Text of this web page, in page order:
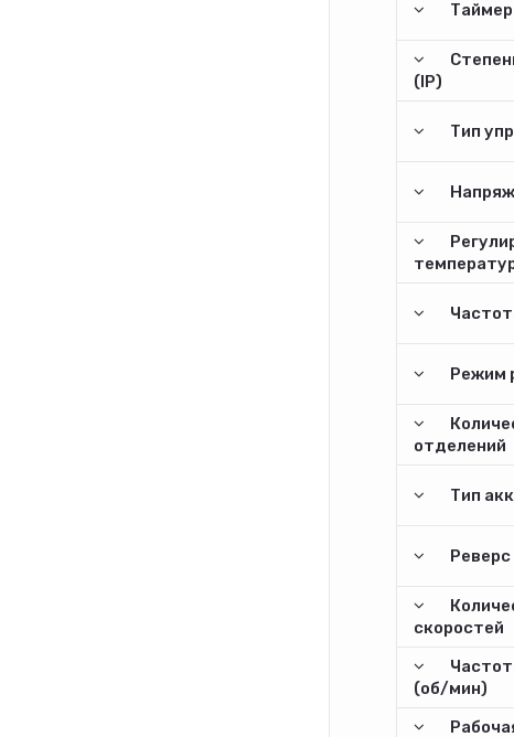
Таймер
(IP)
Тип
Режим
отделений
Тип
Реверс
скоростей
(об/мин)